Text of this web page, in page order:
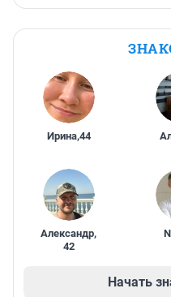
Ирина,44
Александр,
42
Начать